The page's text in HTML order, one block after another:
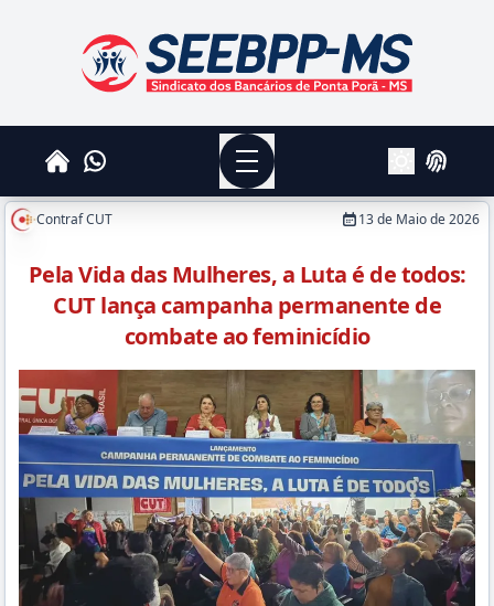
SEEBPPMS - Sindicato dos Bancários de Ponta
HomeWhatsapp
Menu
AlterarLogin
Contraf CUT 13 de Maio de 2026
Pela Vida das Mulheres, a Luta é de todos:
CUT lança campanha permanente de
combate ao feminicídio